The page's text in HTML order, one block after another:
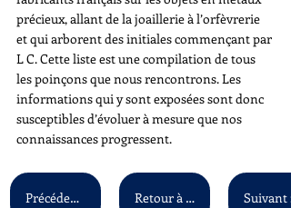
précieux, allant de la joaillerie à l’orfèvrerie
et qui arborent des initiales commençant par
L C. Cette liste est une compilation de tous
les poinçons que nous rencontrons. Les
informations qui y sont exposées sont donc
susceptibles d’évoluer à mesure que nos
connaissances progressent.
Précédent : L B Retour à la liste principale